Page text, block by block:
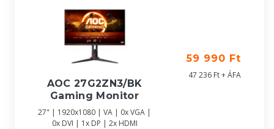
AOC 27G2ZN3/BK
Gaming Monitor
27" | 1920x1080 | VA | 0x VGA |
0x DVI | 1x DP | 2x HDMI
59 990 Ft
47 236 Ft + ÁFA